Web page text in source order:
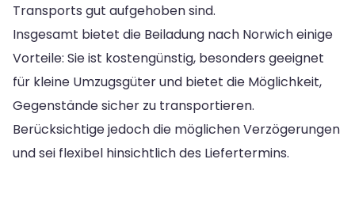
Transports gut aufgehoben sind.
Insgesamt bietet die Beiladung nach Norwich einige
Vorteile: Sie ist kostengünstig, besonders geeignet
für kleine Umzugsgüter und bietet die Möglichkeit,
Gegenstände sicher zu transportieren.
Berücksichtige jedoch die möglichen Verzögerungen
und sei flexibel hinsichtlich des Liefertermins.